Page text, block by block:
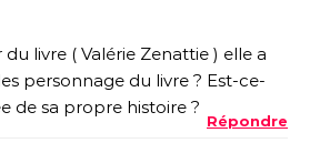
livre ( Valérie Zenattie ) elle a
personnage du livre ? Est-ce-
de sa propre histoire ?
Répondre